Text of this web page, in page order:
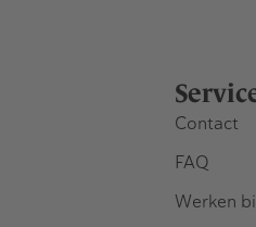
Contact
FAQ
Werken